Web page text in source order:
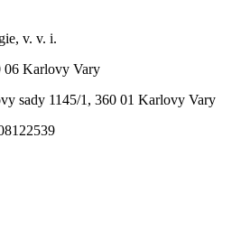
v. v. i.
06 Karlovy Vary
sady 1145/1, 360 01 Karlovy Vary